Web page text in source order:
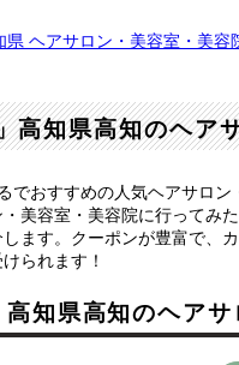
県 ヘアサロン・美容室・美容
高知県高知のヘア
でおすすめの人気ヘアサロ
美容室・美容院に行ってみ
ます。クーポンが豊富で、
られます！
高知県高知のヘア